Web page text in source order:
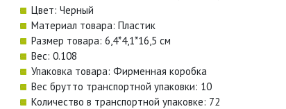
Цвет: Черный
Материал товара: Пластик
Размер товара: 6,4*4,1*16,5 см
Вес: 0.108
Упаковка товара: Фирменная коробка
Вес брутто транспортной упаковки: 10
Количество в транспортной упаковке: 72